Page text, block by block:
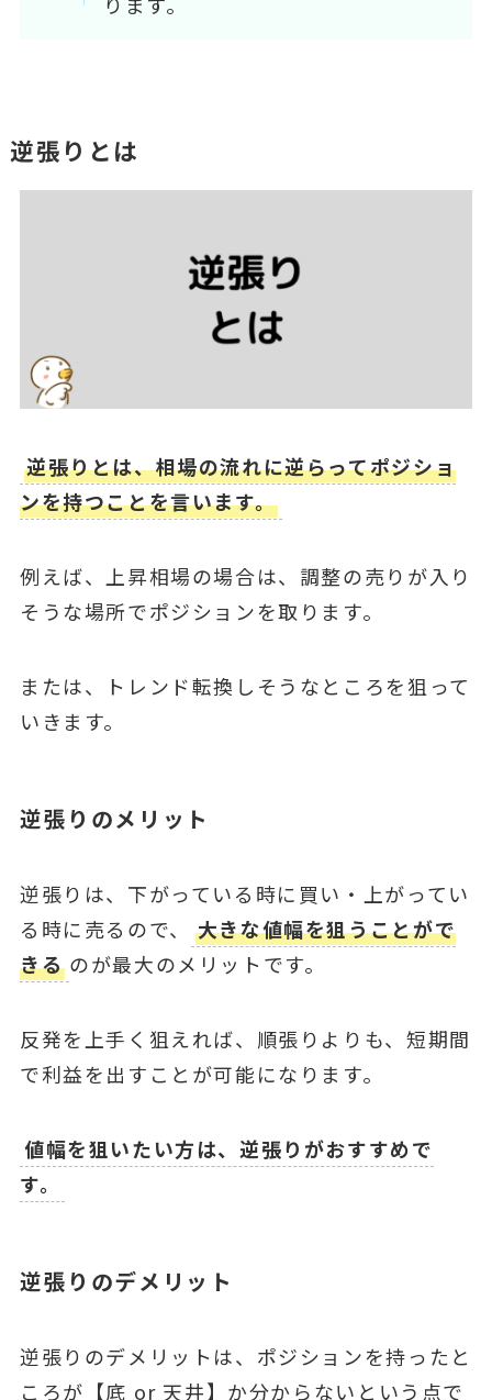
逆張りとは
逆張りとは、相場の流れに逆らってポジショ
ンを持つことを言います。
例えば、上昇相場の場合は、調整の売りが入り
そうな場所でポジションを取ります。
または、トレンド転換しそうなところを狙って
いきます。
逆張りのメリット
逆張りは、下がっている時に買い・上がってい
る時に売るので、
大きな値幅を狙うことがで
きる のが最大のメリットです。
反発を上手く狙えれば、順張りよりも、短期間
で利益を出すことが可能になります。
値幅を狙いたい方は、逆張りがおすすめで
す。
逆張りのデメリット
逆張りのデメリットは、ポジションを持ったと
ころが【底 or 天井】か分からないという点で